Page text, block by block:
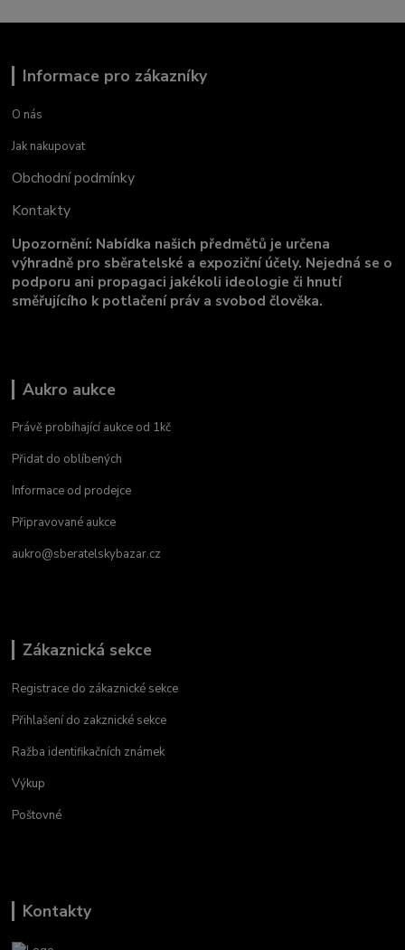
Informace pro zákazníky
O nás
Jak nakupovat
Obchodní podmínky
Kontakty
Upozornění: Nabídka našich předmětů je určena
výhradně pro sběratelské a expoziční účely. Nejedná se o
podporu ani propagaci jakékoli ideologie či hnutí
směřujícího k potlačení práv a svobod člověka.
Aukro aukce
Právě probíhající aukce od 1kč
Přidat do oblíbených
Informace od prodejce
Připravované aukce
aukro@sberatelskybazar.cz
Zákaznická sekce
Registrace do zákaznické sekce
Přihlašení do zakznické sekce
Ražba identifikačních známek
Výkup
Poštovné
Kontakty